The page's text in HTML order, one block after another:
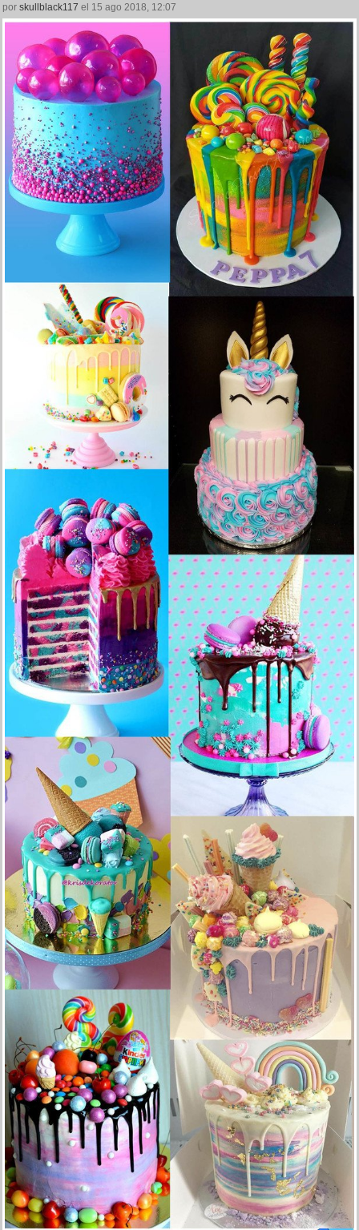
por skullblack117 el 15 ago 2018, 12:07